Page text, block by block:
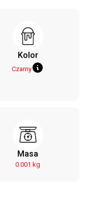
Kolor
Czarny
Masa
0.001 kg